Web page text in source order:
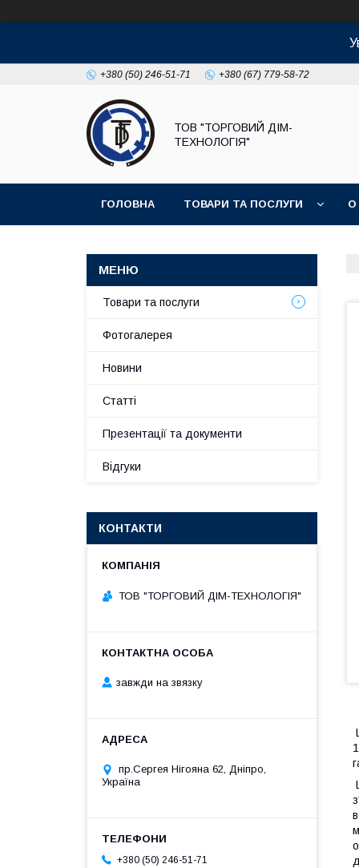
+380 (50) 246-51-71 +380 (67) 779-58-72
ТОВ "ТОРГОВИЙ ДІМ-
ТЕХНОЛОГІЯ"
ГОЛОВНА ТОВАРИ ТА ПОСЛУГИ О
Товари та послуги
Фотогалерея
Новини
Статті
Презентації та документи
Відгуки
КОНТАКТИ
ТОВ "ТОРГОВИЙ ДІМ-ТЕХНОЛОГІЯ"
завжди на звязку
пр.Сергея Нігояна 62, Дніпро,
Україна
+380 (50) 246-51-71